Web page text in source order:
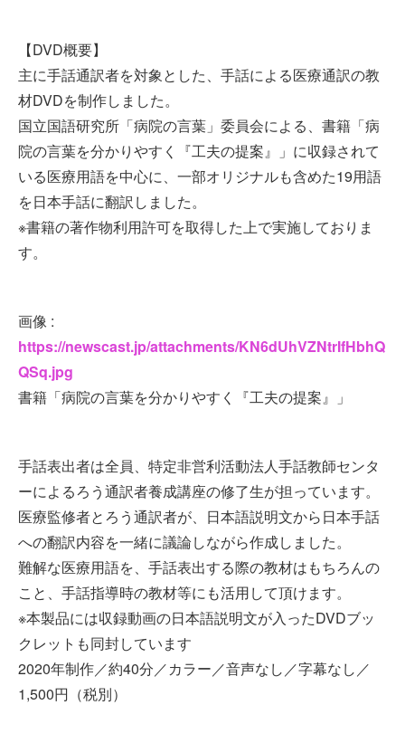
【DVD概要】
主に手話通訳者を対象とした、手話による医療通訳の教
材DVDを制作しました。
国立国語研究所「病院の言葉」委員会による、書籍「病
院の言葉を分かりやすく『工夫の提案』」に収録されて
いる医療用語を中心に、一部オリジナルも含めた19用語
を日本手話に翻訳しました。
※書籍の著作物利用許可を取得した上で実施しておりま
す。
画像 :
https://newscast.jp/attachments/KN6dUhVZNtrIfHbhQ
QSq.jpg
書籍「病院の言葉を分かりやすく『工夫の提案』」
手話表出者は全員、特定非営利活動法人手話教師センタ
ーによるろう通訳者養成講座の修了生が担っています。
医療監修者とろう通訳者が、日本語説明文から日本手話
への翻訳内容を一緒に議論しながら作成しました。
難解な医療用語を、手話表出する際の教材はもちろんの
こと、手話指導時の教材等にも活用して頂けます。
※本製品には収録動画の日本語説明文が入ったDVDブッ
クレットも同封しています
2020年制作／約40分／カラー／音声なし／字幕なし／
1,500円（税別）